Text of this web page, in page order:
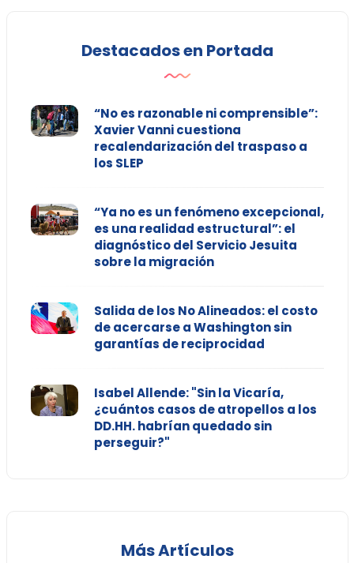
Destacados en Portada
“No es razonable ni comprensible”:
Xavier Vanni cuestiona
recalendarización del traspaso a
los SLEP
“Ya no es un fenómeno excepcional,
es una realidad estructural”: el
diagnóstico del Servicio Jesuita
sobre la migración
Salida de los No Alineados: el costo
de acercarse a Washington sin
garantías de reciprocidad
Isabel Allende: "Sin la Vicaría,
¿cuántos casos de atropellos a los
DD.HH. habrían quedado sin
perseguir?"
Más Artículos